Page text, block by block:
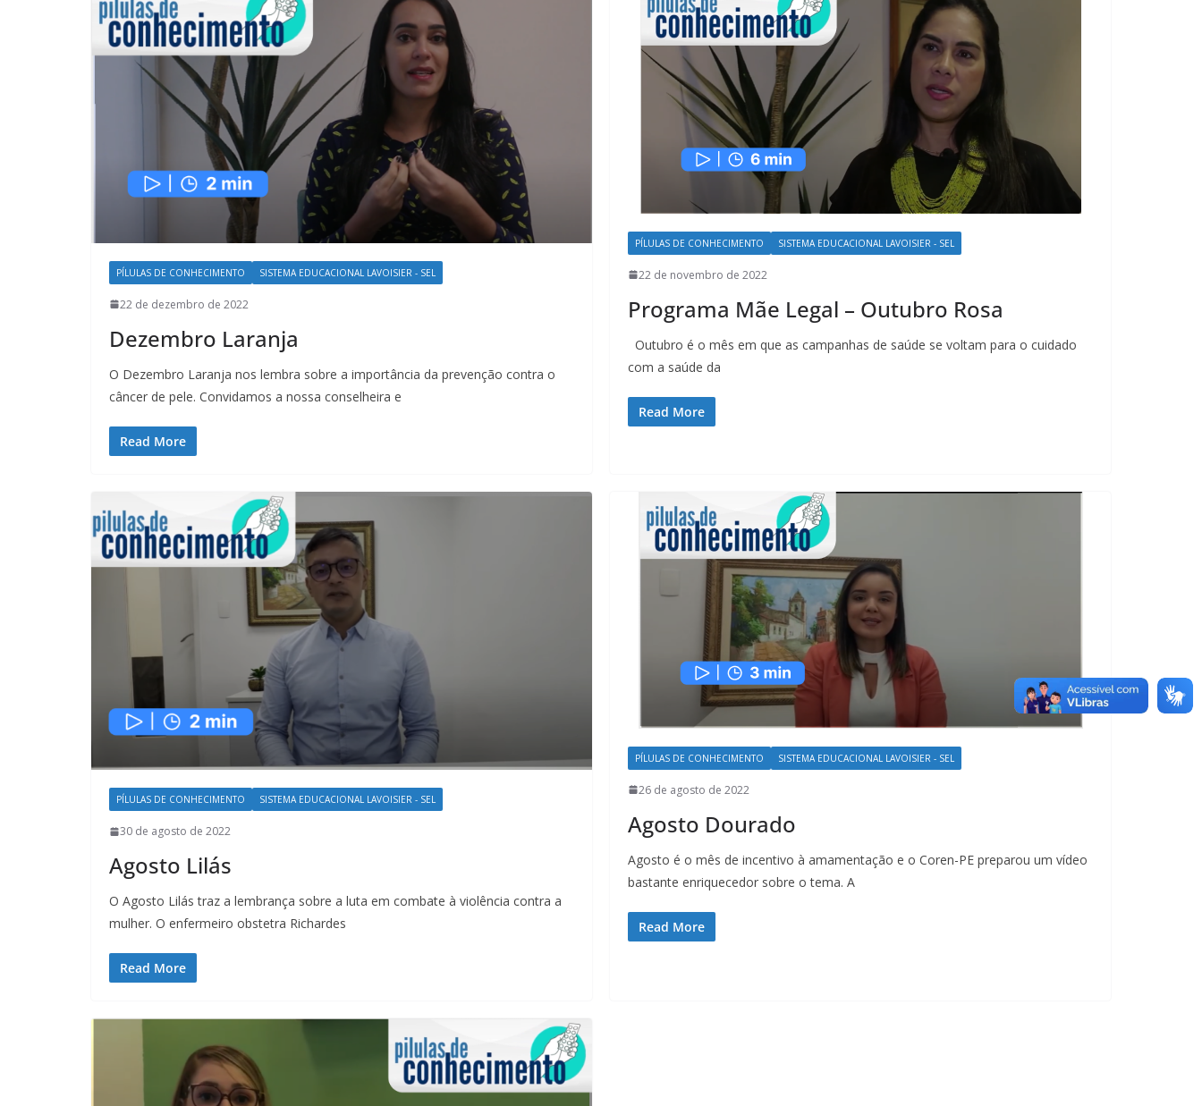
PÍLULAS DE CONHECIMENTO SISTEMA EDUCACIONAL LAVOISIER - SEL
22 de dezembro de 2022
Dezembro Laranja
O Dezembro Laranja nos lembra sobre a importância da prevenção contra o
câncer de pele. Convidamos a nossa conselheira e
Read More
PÍLULAS DE CONHECIMENTO SISTEMA EDUCACIONAL LAVOISIER - SEL
22 de novembro de 2022
Programa Mãe Legal – Outubro Rosa
Outubro é o mês em que as campanhas de saúde se voltam para o cuidado
com a saúde da
Read More
PÍLULAS DE CONHECIMENTO SISTEMA EDUCACIONAL LAVOISIER - SEL
30 de agosto de 2022
Agosto Lilás
O Agosto Lilás traz a lembrança sobre a luta em combate à violência contra a
mulher. O enfermeiro obstetra Richardes
Read More
PÍLULAS DE CONHECIMENTO SISTEMA EDUCACIONAL LAVOISIER - SEL
26 de agosto de 2022
Agosto Dourado
Agosto é o mês de incentivo à amamentação e o Coren-PE preparou um vídeo
bastante enriquecedor sobre o tema. A
Read More